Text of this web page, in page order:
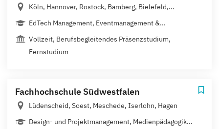
Köln, Hannover, Rostock, Bamberg, Bielefeld,...
EdTech Management, Eventmanagement &...
Vollzeit, Berufsbegleitendes Präsenzstudium,
Fernstudium
Fachhochschule Südwestfalen
Lüdenscheid, Soest, Meschede, Iserlohn, Hagen
Design- und Projektmanagement, Medienpädagogik...